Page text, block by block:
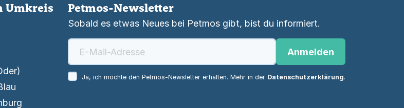
Umkreis Petmos-Newsletter
Sobald es etwas Neues bei Petmos gibt, bist du informiert.
Anmelden
Ja, ich möchte den Petmos-Newsletter erhalten. Mehr in der Datenschutzerklärung.